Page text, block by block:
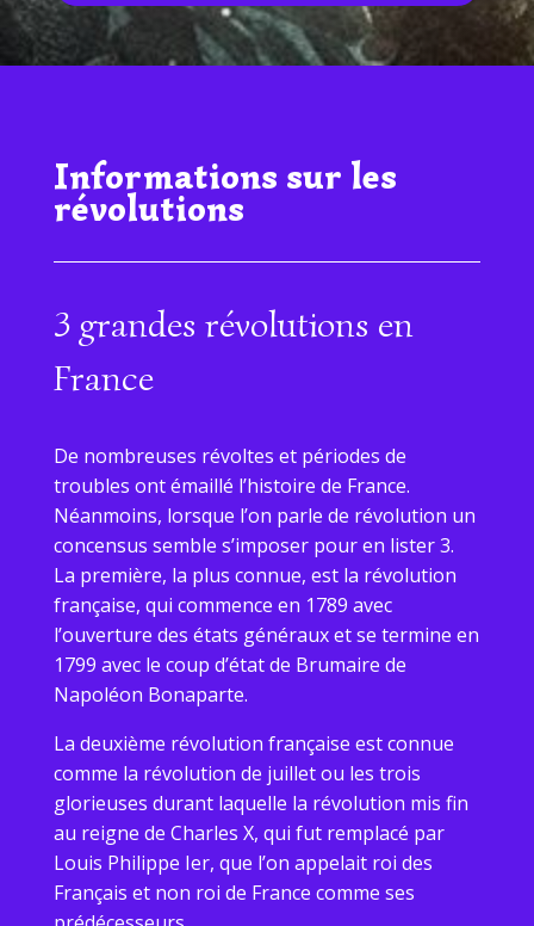
Informations sur les
révolutions
3 grandes révolutions en
France
De nombreuses révoltes et périodes de
troubles ont émaillé l’histoire de France.
Néanmoins, lorsque l’on parle de révolution un
concensus semble s’imposer pour en lister 3.
La première, la plus connue, est la révolution
française, qui commence en 1789 avec
l’ouverture des états généraux et se termine en
1799 avec le coup d’état de Brumaire de
Napoléon Bonaparte.
La deuxième révolution française est connue
comme la révolution de juillet ou les trois
glorieuses durant laquelle la révolution mis fin
au reigne de Charles X, qui fut remplacé par
Louis Philippe Ier, que l’on appelait roi des
Français et non roi de France comme ses